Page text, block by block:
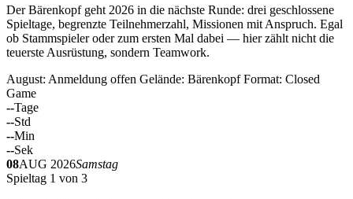
Der Bärenkopf geht 2026 in die nächste Runde: drei geschlossene
Spieltage, begrenzte Teilnehmerzahl, Missionen mit Anspruch. Egal
ob Stammspieler oder zum ersten Mal dabei — hier zählt nicht die
teuerste Ausrüstung, sondern Teamwork.
August: Anmeldung offen Gelände: Bärenkopf Format: Closed
Game
--Tage
--Std
--Min
--Sek
08AUG 2026Samstag
Spieltag 1 von 3